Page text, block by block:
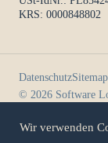
KRS: 0000848802
© 2026 Software
DatenschutzSitemap
Wir verwenden